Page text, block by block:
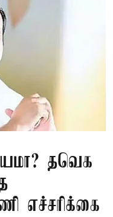
தவெக
எச்சரிக்கை